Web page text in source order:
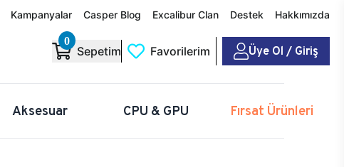
Kampanyalar Casper Blog Excalibur Clan Destek Hakkımızda
0
Sepetim Favorilerim Üye Ol / Giriş
Aksesuar CPU & GPU Fırsat Ürünleri